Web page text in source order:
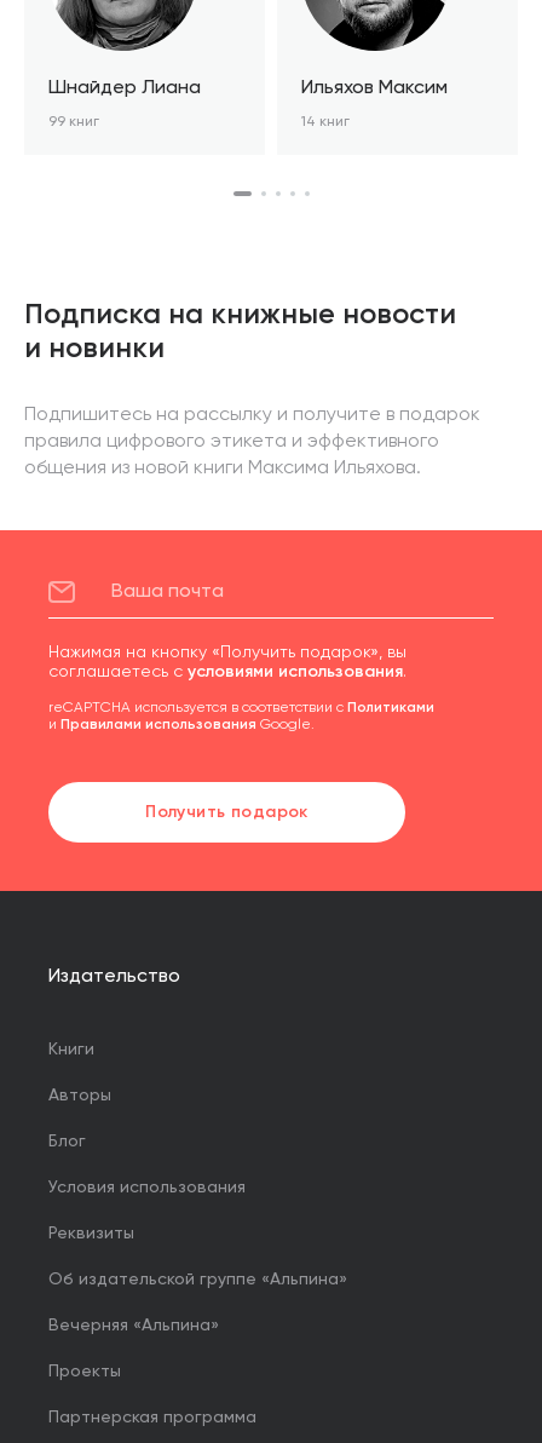
Шнайдер Лиана
99 книг
Ильяхов Максим
14 книг
Подписка на книжные новости
и новинки
Подпишитесь на рассылку и получите в подарок
правила цифрового этикета и эффективного
общения из новой книги Максима Ильяхова.
Нажимая на кнопку «Получить подарок», вы
соглашаетесь с условиями использования.
reCAPTCHA используется в соответствии с Политиками
и Правилами использования Google.
Получить подарок
Издательство
Книги
Авторы
Блог
Условия использования
Реквизиты
Об издательской группе «Альпина»
Вечерняя «Альпина»
Проекты
Партнерская программа